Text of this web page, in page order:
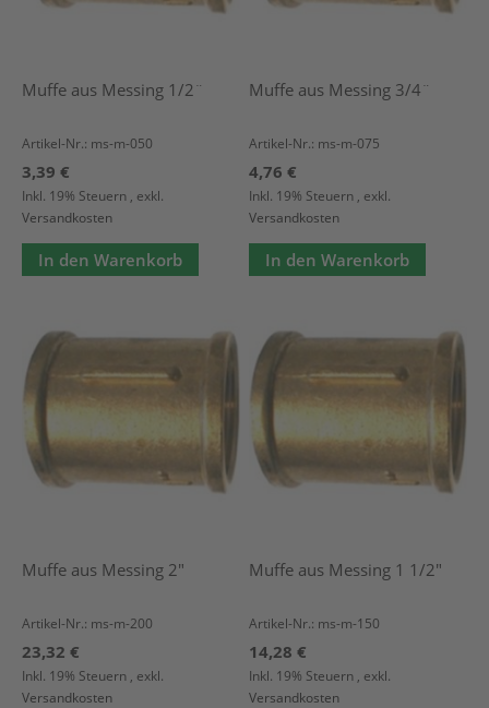
Muffe aus Messing 1/2¨
Artikel-Nr.: ms-m-050
3,39 €
Inkl. 19% Steuern , exkl.
Versandkosten
In den Warenkorb
Muffe aus Messing 3/4¨
Artikel-Nr.: ms-m-075
4,76 €
Inkl. 19% Steuern , exkl.
Versandkosten
In den Warenkorb
Muffe aus Messing 2"
Artikel-Nr.: ms-m-200
23,32 €
Inkl. 19% Steuern , exkl.
Versandkosten
Muffe aus Messing 1 1/2"
Artikel-Nr.: ms-m-150
14,28 €
Inkl. 19% Steuern , exkl.
Versandkosten